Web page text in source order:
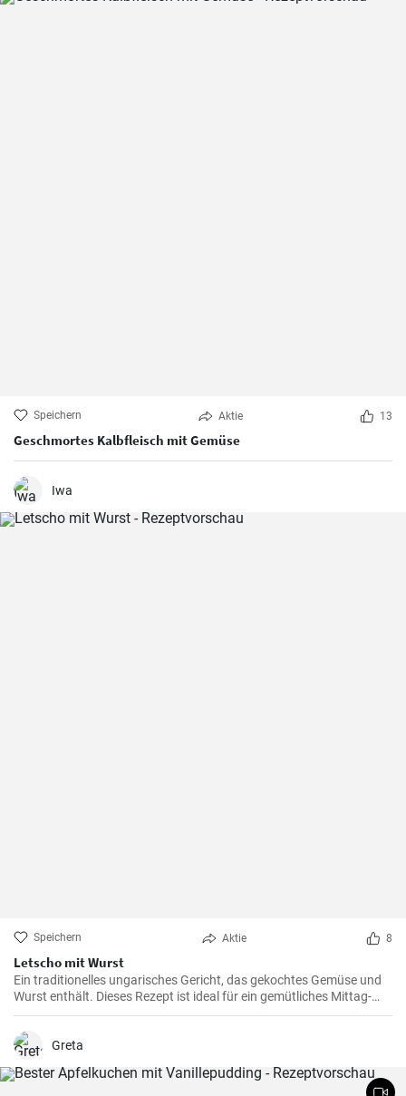
Speichern Aktie 13
Geschmortes Kalbfleisch mit Gemüse
Iwa
Speichern Aktie 8
Letscho mit Wurst
Ein traditionelles ungarisches Gericht, das gekochtes Gemüse und
Wurst enthält. Dieses Rezept ist ideal für ein gemütliches Mittag-
oder Abendessen.
Greta